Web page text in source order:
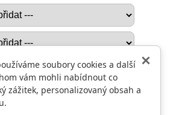
soubory cookies a další
vám mohli nabídnout co
zážitek, personalizovaný obsah a